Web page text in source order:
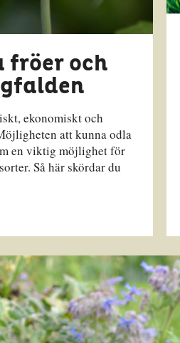
fröer och
ekonomiskt och
att kunna odla
en viktig möjlighet för
Så här skördar du